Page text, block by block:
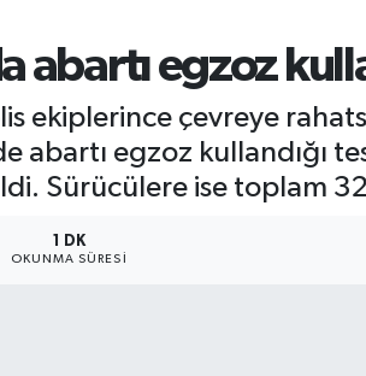
abartı egzoz
ekiplerince çevreye
abartı egzoz kullandığı
Sürücülere ise toplam
1 DK
OKUNMA SÜRESI